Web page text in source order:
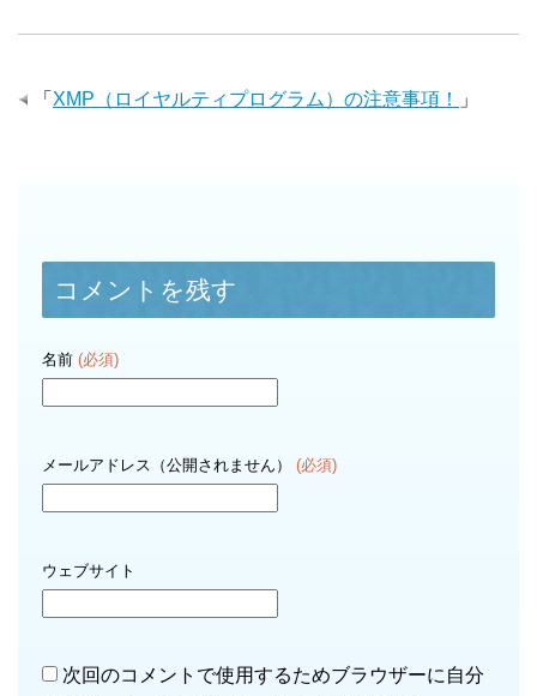
「 XMP（ロイヤルティプログラム）の注意事項！ 」
コメントを残す
名前 (必須)
メールアドレス（公開されません） (必須)
ウェブサイト
次回のコメントで使用するためブラウザーに自分